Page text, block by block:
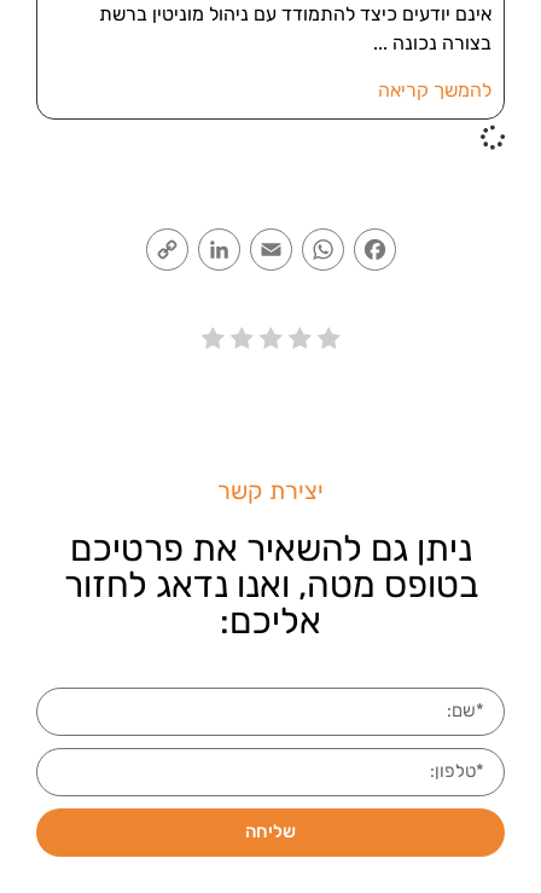
אינם יודעים כיצד להתמודד עם ניהול מוניטין ברשת
בצורה נכונה
להמשך קריאה
Facebook
WhatsApp
Email
LinkedIn
יצירת קשר
ניתן גם להשאיר את פרטיכם
בטופס מטה, ואנו נדאג לחזור
אליכם:
שליחה